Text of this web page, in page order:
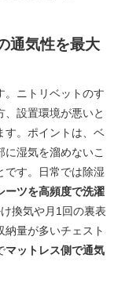
通気性を最大
。ニトリベットのす
設置環境が悪いと
す。ポイントは、ベ
湿気を溜めないこ
です。日常では除湿
ーツを高頻度で洗濯
換気や月1回の裏表
納量が多いチェスト
マットレス側で通気